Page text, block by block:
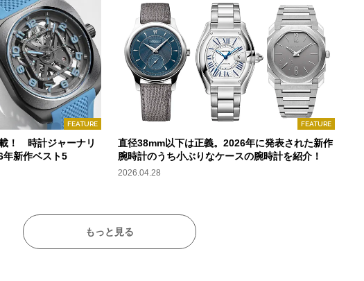
FEATURE
！ 時計ジャーナリ
年新作ベスト5
FEATURE
直径38mm以下は正義。2026年に発表された新作
腕時計のうち小ぶりなケースの腕時計を紹介！
2026.04.28
もっと見る